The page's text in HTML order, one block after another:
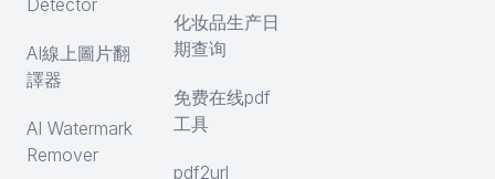
Detector
AI線上圖片翻
譯器
AI Watermark
Remover
化妆品生产日
期查询
免费在线pdf
工具
pdf2url